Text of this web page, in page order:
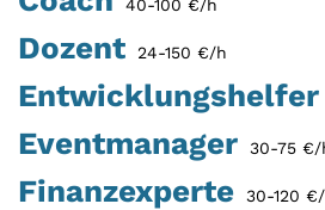
40-100 €/h
Dozent 24-150 €/h
Entwicklungshelfer
Eventmanager 30-75 €/
Finanzexperte 30-120